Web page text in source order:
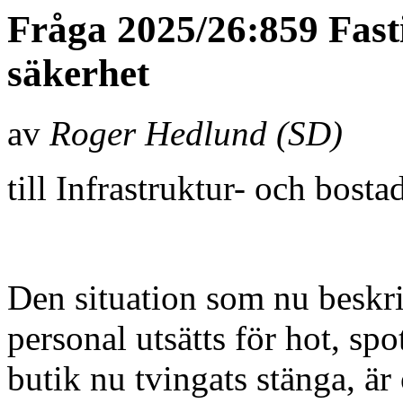
Fråga 2025/26:859
säkerhet
av Roger Hedlund (SD)
till Infrastruktur- och
Den situation som nu
personal utsätts för hot,
butik nu tvingats stänga, är